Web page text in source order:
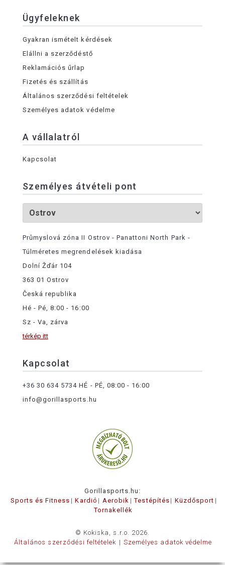
Ügyfeleknek
Gyakran ismételt kérdések
Elállni a szerződéstő
Reklamációs űrlap
Fizetés és szállítás
Általános szerződési feltételek
Személyes adatok védelme
A vállalatról
Kapcsolat
Személyes átvételi pont
Průmyslová zóna II Ostrov - Panattoni North Park -
Túlméretes megrendelések kiadása
Dolní Žďár 104
363 01 Ostrov
Česká republika
Hé - Pé, 8:00 - 16:00
Sz - Va, zárva
térkép itt
Kapcsolat
+36 30 634 5734 HÉ - PÉ, 08:00 - 16:00
info@gorillasports.hu
Gorillasports.hu:
Sports és Fitness
Kardió Aerobik Testépítés
Küzdősport
Tornakellék
© Kokiska, s.r.o. 2026.
Általános szerződési feltételek
Személyes adatok védelme